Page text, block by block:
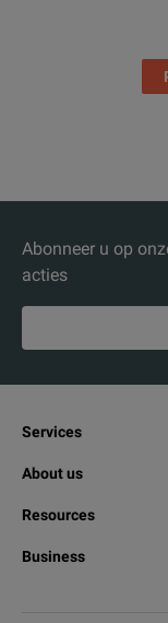
Abonneer u op
acties
Services
About us
Resources
Business